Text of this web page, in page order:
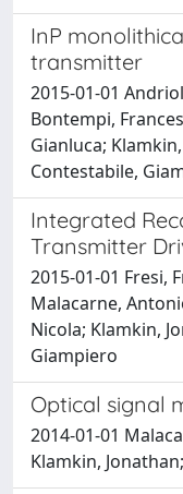
InP
transmitter
2015-01-01
Bontempi,
Gianluca;
Contestabile,
Integrated
Transmitter
2015-01-01 Fresi,
Malacarne,
Nicola; Klamkin,
Giampiero
Optical signal
2014-01-01
Klamkin,